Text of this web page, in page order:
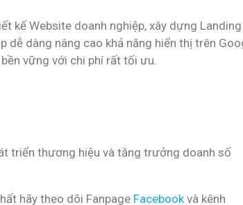
kế Website doanh nghiệp, xây dựng Landing
dễ dàng nâng cao khả năng hiển thị trên
vững với chi phí rất tối ưu.
triển thương hiệu và tăng trưởng doanh số
hãy theo dõi Fanpage Facebook và kênh